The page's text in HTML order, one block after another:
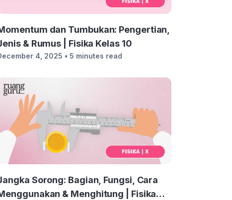
dan Tumbukan: Pengertian,
& Rumus | Fisika Kelas 10
4, 2025 • 5 minutes read
Sorong: Bagian, Fungsi, Cara
& Menghitung | Fisika